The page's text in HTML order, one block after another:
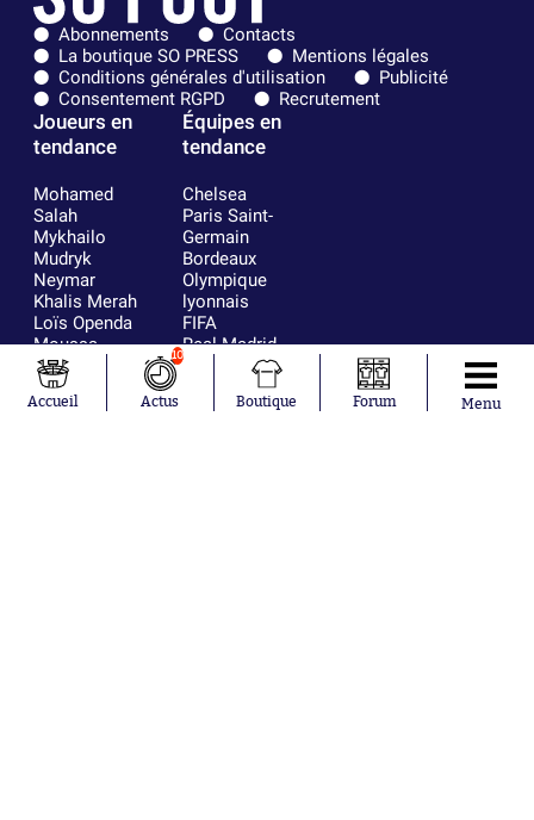
Abonnements
Contacts
La boutique SO PRESS
Mentions légales
Conditions générales d'utilisation
Publicité
Consentement RGPD
Recrutement
Joueurs en
tendance
Mohamed
Salah
Mykhailo
Mudryk
Neymar
Khalis Merah
Loïs Openda
Moussa
Niakhaté
Nicolás
Tagliafico
Équipes en
tendance
Chelsea
Paris Saint-
Germain
Bordeaux
Olympique
lyonnais
FIFA
Real Madrid
RC Strasbourg
France
Accueil
10
Actus Boutique Forum Menu